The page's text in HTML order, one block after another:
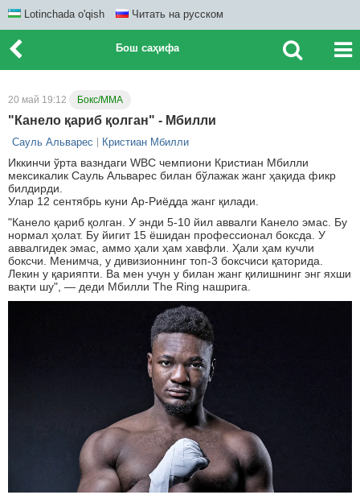
Lotinchada o'qish Читать на русском
Бош саҳифа
20 май 19:12 Бокс/ММА
"Канело қариб қолган" - Мбилли
Сауль Альварес Кристиан Мбилли
Иккинчи ўрта вазндаги WBC чемпиони Кристиан Мбилли
мексикалик Сауль Альварес билан бўлажак жанг ҳақида фикр
билдирди.
Улар 12 сентябрь куни Ар-Риёдда жанг қилади.
"Канело қариб қолган. У энди 5-10 йил аввалги Канело эмас. Бу
нормал ҳолат. Бу йигит 15 ёшидан профессионал боксда. У
аввалгидек эмас, аммо ҳали ҳам хавфли. Ҳали ҳам кучли
боксчи. Менимча, у дивизионнинг топ-3 боксчиси қаторида.
Лекин у қарияпти. Ва мен учун у билан жанг қилишнинг энг яхши
вақти шу", — деди Мбилли The Ring нашрига.